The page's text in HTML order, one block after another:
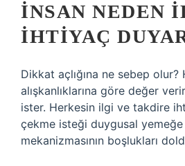
İNSAN NEDEN
IHTIYAÇ
Dikkat açlığına ne sebep olur?
alışkanlıklarına göre değer
ister. Herkesin ilgi ve takdire
çekme isteği duygusal yemeğe
mekanizmasının boşlukları